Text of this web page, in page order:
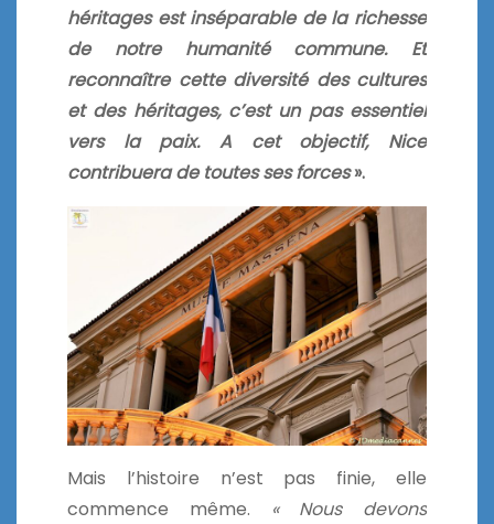
héritages est inséparable de la richesse
de notre humanité commune. Et
reconnaître cette diversité des cultures
et des héritages, c’est un pas essentiel
vers la paix. A cet objectif, Nice
contribuera de toutes ses forces».
Mais l’histoire n’est pas finie, elle
commence même.
« Nous devons